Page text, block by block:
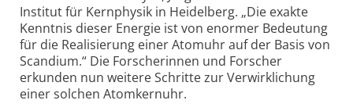
Institut für Kernphysik in Heidelberg. „Die exakte
Kenntnis dieser Energie ist von enormer Bedeutung
für die Realisierung einer Atomuhr auf der Basis von
Scandium.“ Die Forscherinnen und Forscher
erkunden nun weitere Schritte zur Verwirklichung
einer solchen Atomkernuhr.